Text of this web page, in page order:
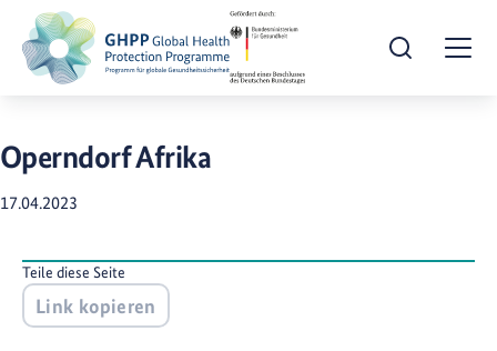
Suche öffnen
Operndorf Afrika
17.04.2023
Teile diese Seite
Link kopieren